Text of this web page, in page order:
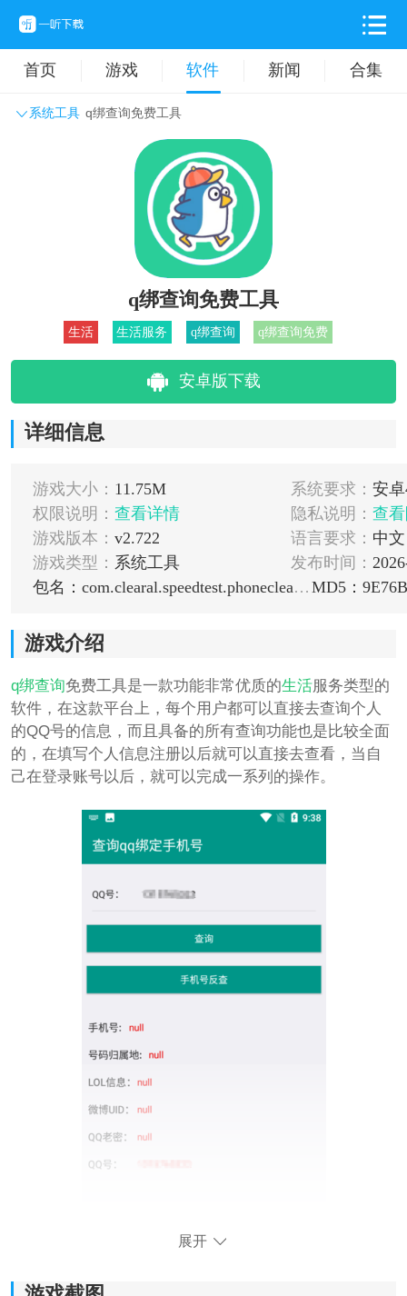
首页 游戏 软件 新闻 合集
系统工具 q绑查询免费工具
主题壁纸 旅游出行
拍摄美化 时尚购物
q绑查询免费工具
生活 生活服务 q绑查询 q绑查询免费
安卓版下载
详细信息
游戏大小： 11.75M 系统要求： 安
权限说明： 查看详情 隐私说明： 查
游戏版本： v2.722 语言要求： 中文
游戏类型： 系统工具 发布时间：
包名：com.clearal.speedtest.phonecleaner.rambooster.memoryoptimizer.speedup
游戏介绍
q绑查询免费工具是一款功能非常优质的生活服务类型的
软件，在这款平台上，每个用户都可以直接去查询个人
的QQ号的信息，而且具备的所有查询功能也是比较全面
的，在填写个人信息注册以后就可以直接去查看，当自
己在登录账号以后，就可以完成一系列的操作。
q绑查询免费
展开